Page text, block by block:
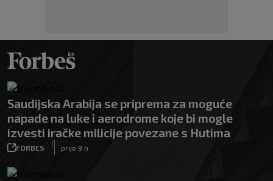
Saudijska Arabija se priprema za moguće
napade na luke i aerodrome koje bi mogle
izvesti iračke milicije povezane s Hutima
FORBES
|
prije 9 h